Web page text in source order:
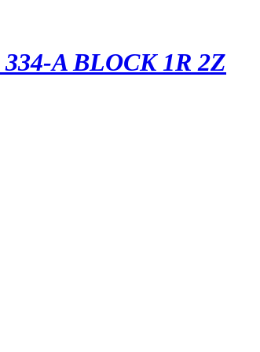
334-A BLOCK 1R 2Z